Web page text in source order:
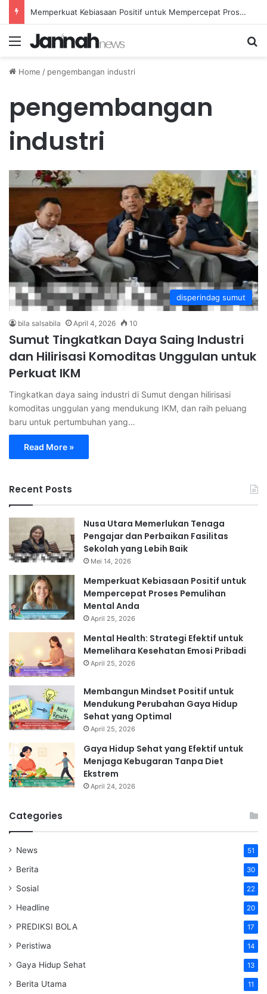
Memperkuat Kebiasaan Positif untuk Mempercepat Proses Pemulihan Mental Anda
Menu
Home / pengembangan industri
pengembangan
industri
disperindag sumut
bila salsabila April 4, 2026 10
Sumut Tingkatkan Daya Saing Industri
dan Hilirisasi Komoditas Unggulan untuk
Perkuat IKM
Tingkatkan daya saing industri di Sumut dengan hilirisasi
komoditas unggulan yang mendukung IKM, dan raih peluang
baru untuk pertumbuhan yang…
Read More »
Recent Posts
Nusa Utara Memerlukan Tenaga
Pengajar dan Perbaikan Fasilitas
Sekolah yang Lebih Baik
Mei 14, 2026
Memperkuat Kebiasaan Positif untuk
Mempercepat Proses Pemulihan
Mental Anda
April 25, 2026
Mental Health: Strategi Efektif untuk
Memelihara Kesehatan Emosi Pribadi
April 25, 2026
Membangun Mindset Positif untuk
Mendukung Perubahan Gaya Hidup
Sehat yang Optimal
April 25, 2026
Gaya Hidup Sehat yang Efektif untuk
Menjaga Kebugaran Tanpa Diet
Ekstrem
April 24, 2026
Categories
News 51
Berita 30
Sosial 22
Headline 20
PREDIKSI BOLA 17
Peristiwa 14
Gaya Hidup Sehat 13
Berita Utama 11